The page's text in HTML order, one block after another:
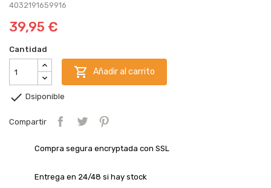
4032191659916
39,95 €
Cantidad
 Añadir al carrito
 Dsiponible
Compartir
Compra segura encryptada con SSL
Entrega en 24/48 si hay stock